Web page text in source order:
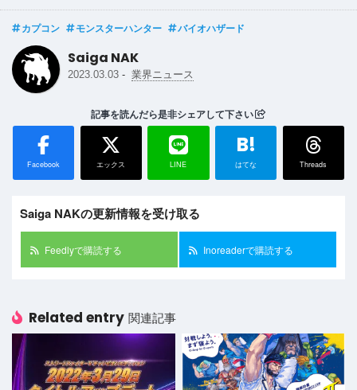
カプコン モンスターハンター バイオハザード
Saiga NAK
2023.03.03 - 業界ニュース
記事を読んだら是非シェアして下さい
Facebook エックス LINE
B!
はてな Threads
Saiga NAKの更新情報を受け取る
Feedlyで購読する Inoreaderで購読する
Related entry 関連記事